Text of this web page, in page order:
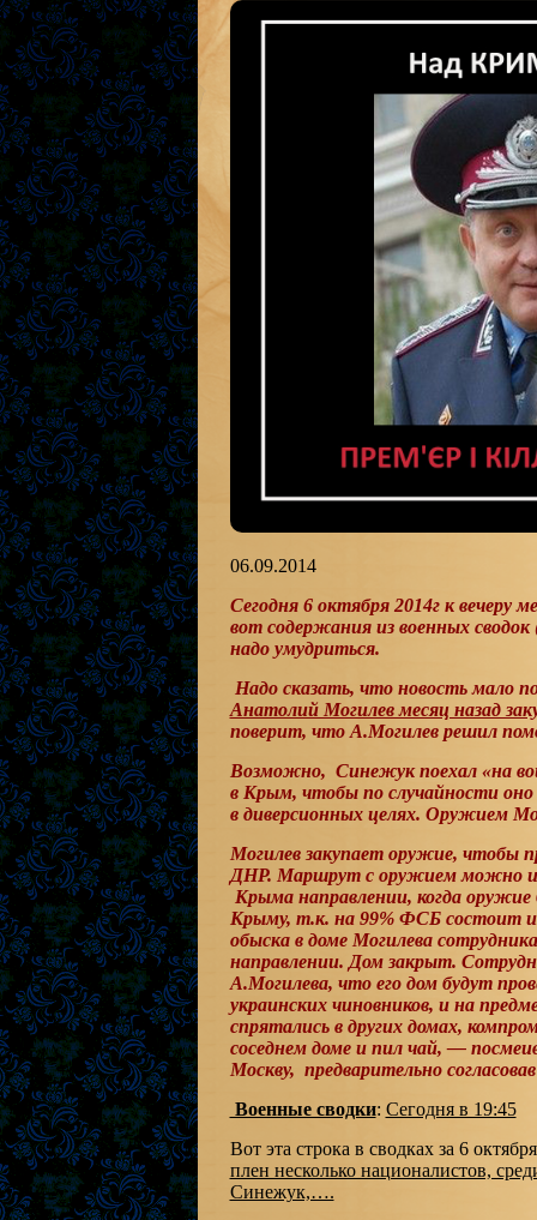
06.09.2014
Сегодня 6 октября 2014г к вечеру
вот содержания из военных
надо умудриться.
Надо сказать, что новость мало
Анатолий Могилев месяц назад
поверит, что А.Могилев решил
Возможно, Синежук поехал «на
в Крым, чтобы по случайности
в диверсионных целях. Оружием
Могилев закупает оружие, чтобы
ДНР. Маршрут с оружием можно
Крыма направлении, когда
Крыму, т.к. на 99% ФСБ состоит
обыска в доме Могилева
направлении. Дом закрыт.
А.Могилева, что его дом будут
украинских чиновников, и на
спрятались в других домах,
соседнем доме и пил чай, —
Москву, предварительно
Военные сводки: Сегодня в 19:45
Вот эта строка в сводках за 6
плен несколько националистов,
Синежук,….